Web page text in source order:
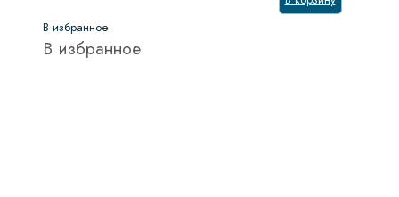
В избранное
В избранное